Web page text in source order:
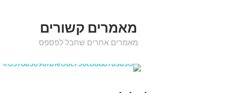
מאמרים קשורים
מאמרים אחרים שחבל לפספס